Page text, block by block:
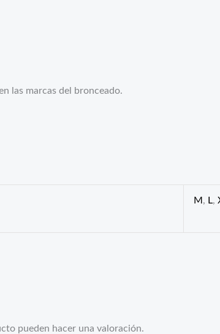
las marcas del bronceado.
M , L,
pueden hacer una valoración.